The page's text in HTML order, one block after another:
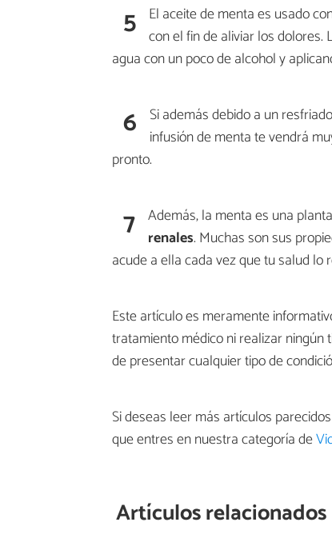
5 El aceite de menta es usado
con el fin de aliviar los
agua con un poco de alcohol y
6 Si además debido a un
infusión de menta te vendrá
pronto.
7 Además, la menta es una
renales. Muchas son sus
acude a ella cada vez que tu salud lo
Este artículo es meramente
tratamiento médico ni realizar ningún
de presentar cualquier tipo de
Si deseas leer más artículos
que entres en nuestra categoría de
Artículos relacionados